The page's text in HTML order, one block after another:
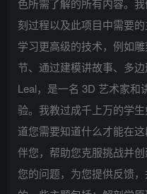
色所需了解的所有内容。
刻过程以及此项目中需要
学习更高级的技术，例如
节、通过建模讲故事、多
Leal，是一名 3D 艺术家和
验。我教过成千上万的学
道您需要知道什么才能在
伴您，帮助您克服挑战并
您的问题，为您提供反馈